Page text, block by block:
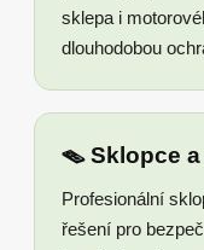
sklepa i
dlouhodobou
🪤 Sklopce
Profesionální
řešení pro